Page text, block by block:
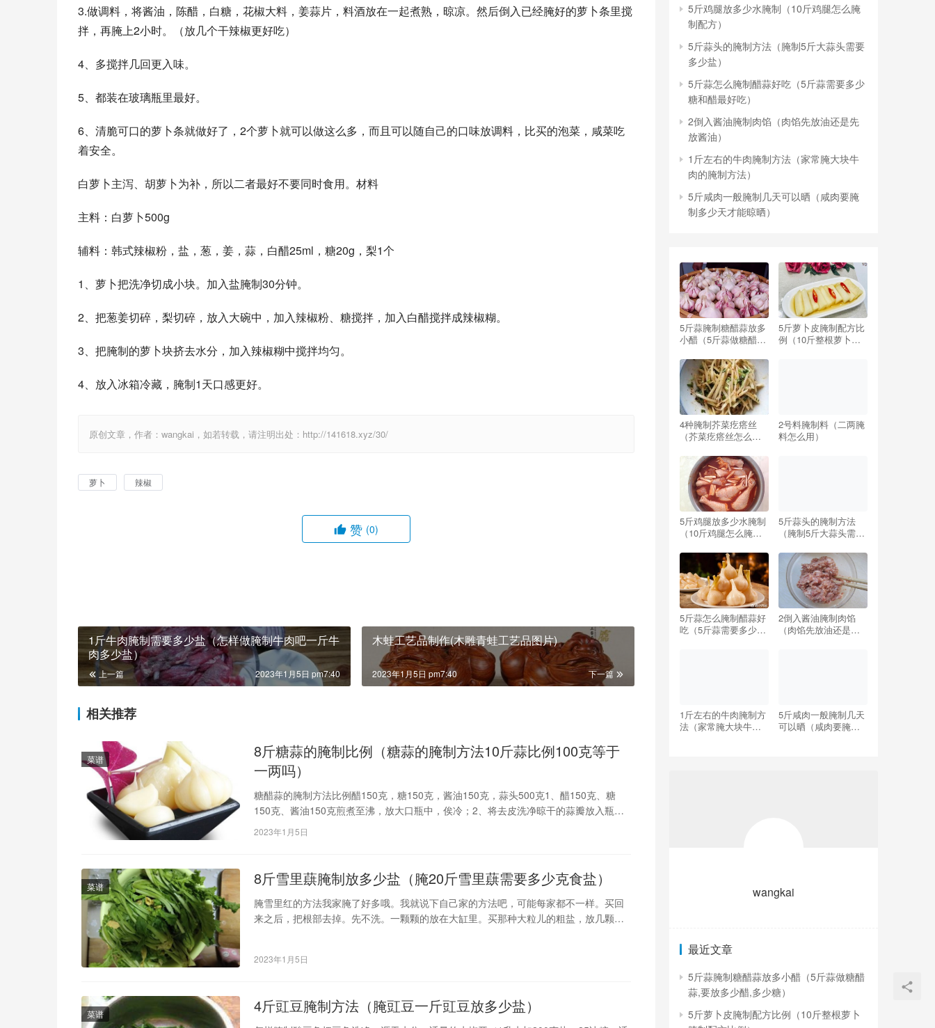
3.做调料，将酱油，陈醋，白糖，花椒大料，姜蒜片，料酒放在一起煮熟，晾凉。然后倒入已经腌好的萝卜条里搅
拌，再腌上2小时。（放几个干辣椒更好吃）
4、多搅拌几回更入味。
5、都装在玻璃瓶里最好。
6、清脆可口的萝卜条就做好了，2个萝卜就可以做这么多，而且可以随自己的口味放调料，比买的泡菜，咸菜吃
着安全。
白萝卜主泻、胡萝卜为补，所以二者最好不要同时食用。材料
主料：白萝卜500g
辅料：韩式辣椒粉，盐，葱，姜，蒜，白醋25ml，糖20g，梨1个
1、萝卜把洗净切成小块。加入盐腌制30分钟。
2、把葱姜切碎，梨切碎，放入大碗中，加入辣椒粉、糖搅拌，加入白醋搅拌成辣椒糊。
3、把腌制的萝卜块挤去水分，加入辣椒糊中搅拌均匀。
4、放入冰箱冷藏，腌制1天口感更好。
原创文章，作者：wangkai，如若转载，请注明出处：http://141618.xyz/30/
萝卜 辣椒
赞 (0)
1斤牛肉腌制需要多少盐（怎样做腌制牛肉吧一斤牛
肉多少盐）
上一篇 2023年1月5日 pm7:40
木蛙工艺品制作(木雕青蛙工艺品图片)
下一篇
2023年1月5日 pm7:40
相关推荐
菜谱
8斤糖蒜的腌制比例（糖蒜的腌制方法10斤蒜比例100克等于
一两吗）
糖醋蒜的腌制方法比例醋150克，糖150克，酱油150克，蒜头500克1、醋150克、糖
150克、酱油150克煎煮至沸，放大口瓶中，俟冷；2、将去皮洗净晾干的蒜瓣放入瓶中
醋内浸10天即可取食。每日2-3次，或隔日食用。糖醋蒜中糖醋蒜三着的比例是7：1：
7，做法如下：蒜头350
2023年1月5日
菜谱 8斤雪里蕻腌制放多少盐（腌20斤雪里蕻需要多少克食盐）
腌雪里红的方法我家腌了好多哦。我就说下自己家的方法吧，可能每家都不一样。买回
来之后，把根部去掉。先不洗。一颗颗的放在大缸里。买那种大粒儿的粗盐，放几颗撒
2023年1月5日
菜谱 4斤豇豆腌制方法（腌豇豆一斤豇豆放多少盐）
5斤鸡腿放多少水腌制（10斤鸡腿怎么腌
制配方）
5斤蒜头的腌制方法（腌制5斤大蒜头需要
多少盐）
5斤蒜怎么腌制醋蒜好吃（5斤蒜需要多少
糖和醋最好吃）
2倒入酱油腌制肉馅（肉馅先放油还是先
放酱油）
1斤左右的牛肉腌制方法（家常腌大块牛
肉的腌制方法）
5斤咸肉一般腌制几天可以晒（咸肉要腌
制多少天才能晾晒）
5斤蒜腌制糖醋蒜放多
小醋（5斤蒜做糖醋蒜,
5斤萝卜皮腌制配方比
例（10斤整根萝卜腌
4种腌制芥菜疙瘩丝
（芥菜疙瘩丝怎么腌
2号料腌制料（二两腌
料怎么用）
5斤鸡腿放多少水腌制
（10斤鸡腿怎么腌制
5斤蒜头的腌制方法
（腌制5斤大蒜头需要
5斤蒜怎么腌制醋蒜好
吃（5斤蒜需要多少糖
2倒入酱油腌制肉馅
（肉馅先放油还是先
1斤左右的牛肉腌制方
法（家常腌大块牛肉
5斤咸肉一般腌制几天
可以晒（咸肉要腌制
wangkai
最近文章
5斤蒜腌制糖醋蒜放多小醋（5斤蒜做糖醋
蒜,要放多少醋,多少糖）
5斤萝卜皮腌制配方比例（10斤整根萝卜